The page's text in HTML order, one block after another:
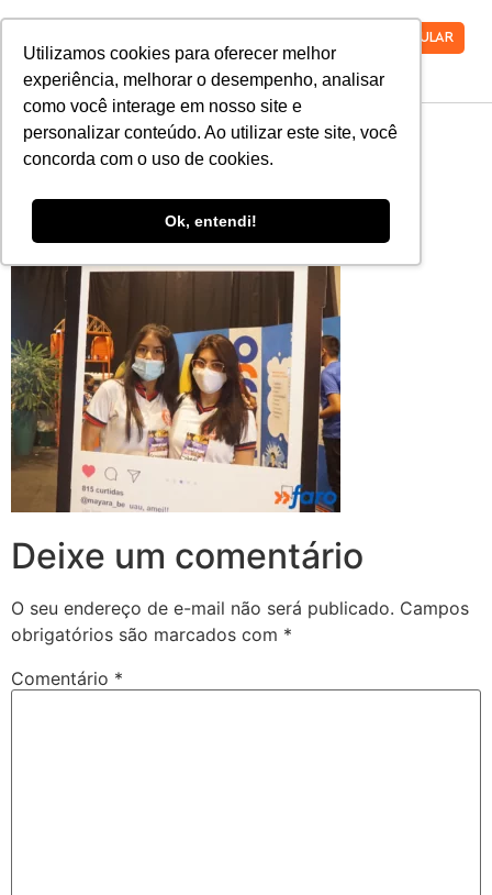
Utilizamos cookies para oferecer melhor
experiência, melhorar o desempenho, analisar
como você interage em nosso site e
personalizar conteúdo. Ao utilizar este site, você
concorda com o uso de cookies.
Ok, entendi!
VESTIBULAR
8
Deixe um comentário
O seu endereço de e-mail não será publicado. Campos
obrigatórios são marcados com *
Comentário *